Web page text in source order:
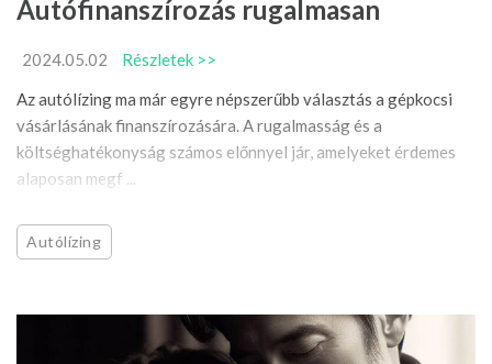
Autófinanszírozás rugalmasan
2024.05.02
Részletek >>
Az autólízing ma már egyre népszerűbb választás a gépkocsi
vásárlásának finanszírozására. A rugalmasság és a
költséghatékonyság számos előnnyel jár, amelyeket érdemes
alaposan megf ...
Autólízing